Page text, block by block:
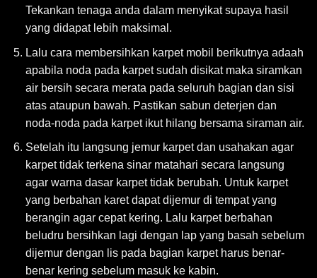
Tekankan tenaga anda dalam menyikat supaya hasil
yang didapat lebih maksimal.
Lalu cara membersihkan karpet mobil berikutnya adaah
apabila noda pada karpet sudah disikat maka siramkan
air bersih secara merata pada seluruh bagian dan sisi
atas ataupun bawah. Pastikan sabun deterjen dan
noda-noda pada karpet ikut hilang bersama siraman air.
Setelah itu langsung jemur karpet dan usahakan agar
karpet tidak terkena sinar matahari secara langsung
agar warna dasar karpet tidak berubah. Untuk karpet
yang berbahan karet dapat dijemur di tempat yang
berangin agar cepat kering. Lalu karpet berbahan
beludru bersihkan lagi dengan lap yang basah sebelum
dijemur dengan lis pada bagian karpet harus benar-
benar kering sebelum masuk ke kabin.